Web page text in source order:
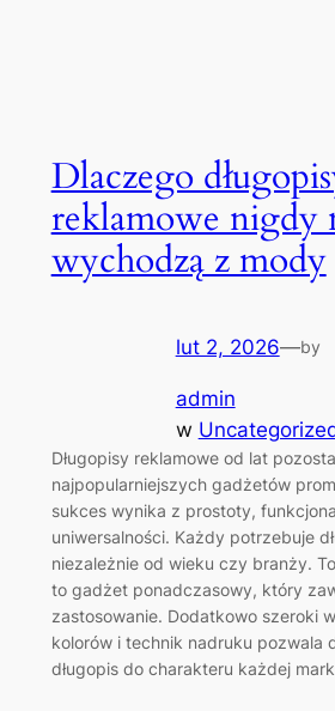
Dlaczego
reklamowe nigdy
wychodzą z mody
lut 2, 2026—by
admin
w
Długopisy reklamowe od lat
najpopularniejszych gadżetów
sukces wynika z prostoty,
uniwersalności. Każdy potrzebuje
niezależnie od wieku czy branży.
to gadżet ponadczasowy, który
zastosowanie. Dodatkowo szeroki
kolorów i technik nadruku pozwala
długopis do charakteru każdej